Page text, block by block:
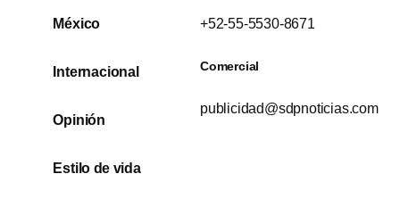
México
Internacional
Opinión
Estilo de vida
+52-55-5530-8671
Comercial
publicidad@sdpnoticias.com